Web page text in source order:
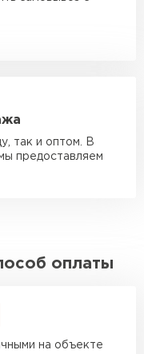
так и оптом. В
предоставляем
оплаты
на объекте